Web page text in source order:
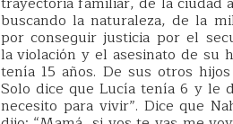
buscando la naturaleza, de la
por conseguir justicia por el
la violación y el asesinato de su
tenía 15 años. De sus otros
Solo dice que Lucía tenía 6 y le
necesito para vivir”. Dice que